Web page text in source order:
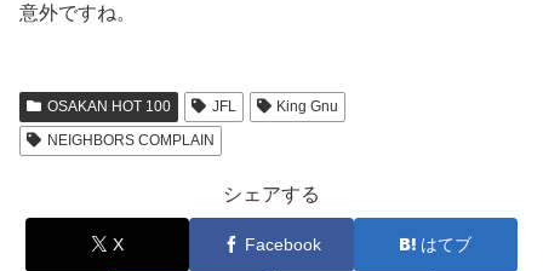
意外ですね。
OSAKAN HOT 100 JFL
King Gnu
NEIGHBORS COMPLAIN
シェアする
X Facebook はてブ